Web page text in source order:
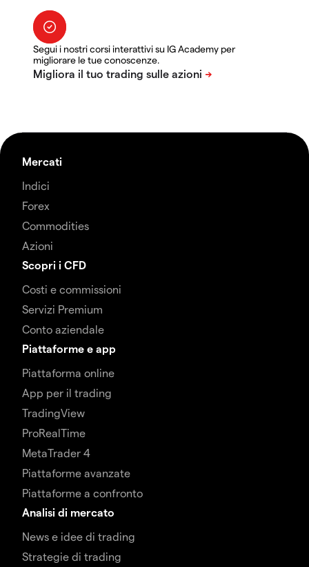
Segui i nostri corsi interattivi su IG Academy per
migliorare le tue conoscenze.
Mercati
Indici
Forex
Commodities
Azioni
Scopri i CFD
Costi e commissioni
Servizi Premium
Conto aziendale
Piattaforme e app
Piattaforma online
App per il trading
TradingView
ProRealTime
MetaTrader 4
Piattaforme avanzate
Piattaforme a confronto
Analisi di mercato
News e idee di trading
Strategie di trading